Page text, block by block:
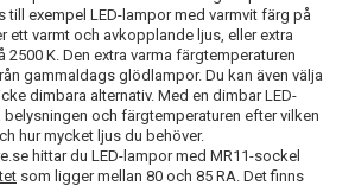
till exempel LED-lampor med varmvit färg på
ett varmt och avkopplande ljus, eller extra
2500 K. Den extra varma färgtemperaturen
gammaldags glödlampor. Du kan även välja
dimbara alternativ. Med en dimbar LED-
belysningen och färgtemperaturen efter vilken
hur mycket ljus du behöver.
hittar du LED-lampor med MR11-sockel
som ligger mellan 80 och 85 RA. Det finns